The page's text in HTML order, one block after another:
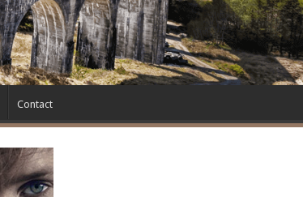
Contact